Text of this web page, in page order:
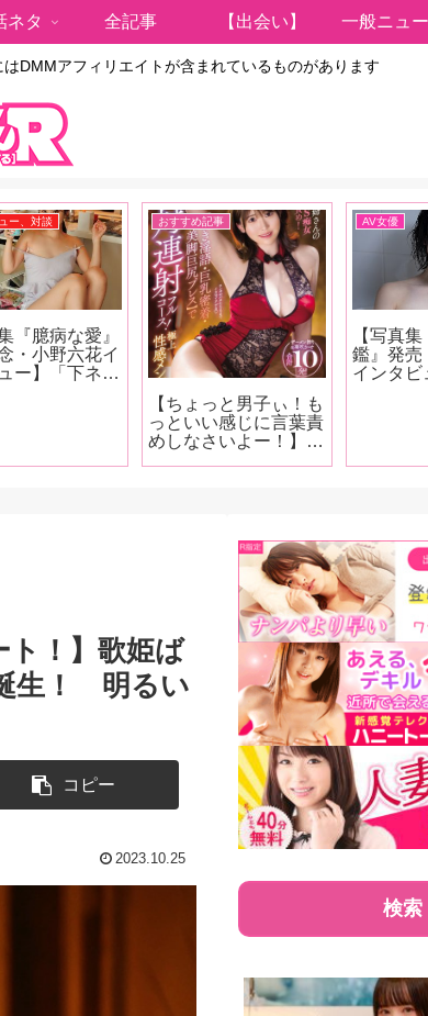
DMMアフィリエイトが含まれているものがあります
ネタ 全記事 【出会い】 一般ニュ
ー、対談
『臆病な愛』
・小野六花イ
ー】「下ネタ
るんです」後
おすすめ記事
【ちょっと男子ぃ！も
っといい感じに言葉責
めしなさいよー！】ち
AV女優
【写真
鑑』発売
インタビ
ですね」
ト！】歌姫ば
生！ 明るい
コピー
2023.10.25
検索